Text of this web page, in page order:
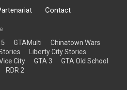
Contact
GTAMulti
Chinatown Wars
Liberty City Stories
City GTA 3
GTA Old School
RDR 2